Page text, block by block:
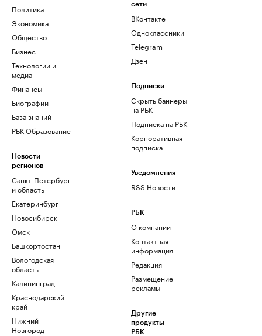
Политика
Экономика
Общество
Бизнес
Технологии и
медиа
Финансы
Биографии
База знаний
РБК Образование
Новости
регионов
Санкт-Петербург
и область
Екатеринбург
Новосибирск
Омск
Башкортостан
Вологодская
область
Калининград
Краснодарский
край
Нижний
Новгород
сети
ВКонтакте
Одноклассники
Telegram
Дзен
Подписки
Скрыть баннеры
на РБК
Подписка на РБК
Корпоративная
подписка
Уведомления
RSS Новости
РБК
О компании
Контактная
информация
Редакция
Размещение
рекламы
Другие
продукты
РБК